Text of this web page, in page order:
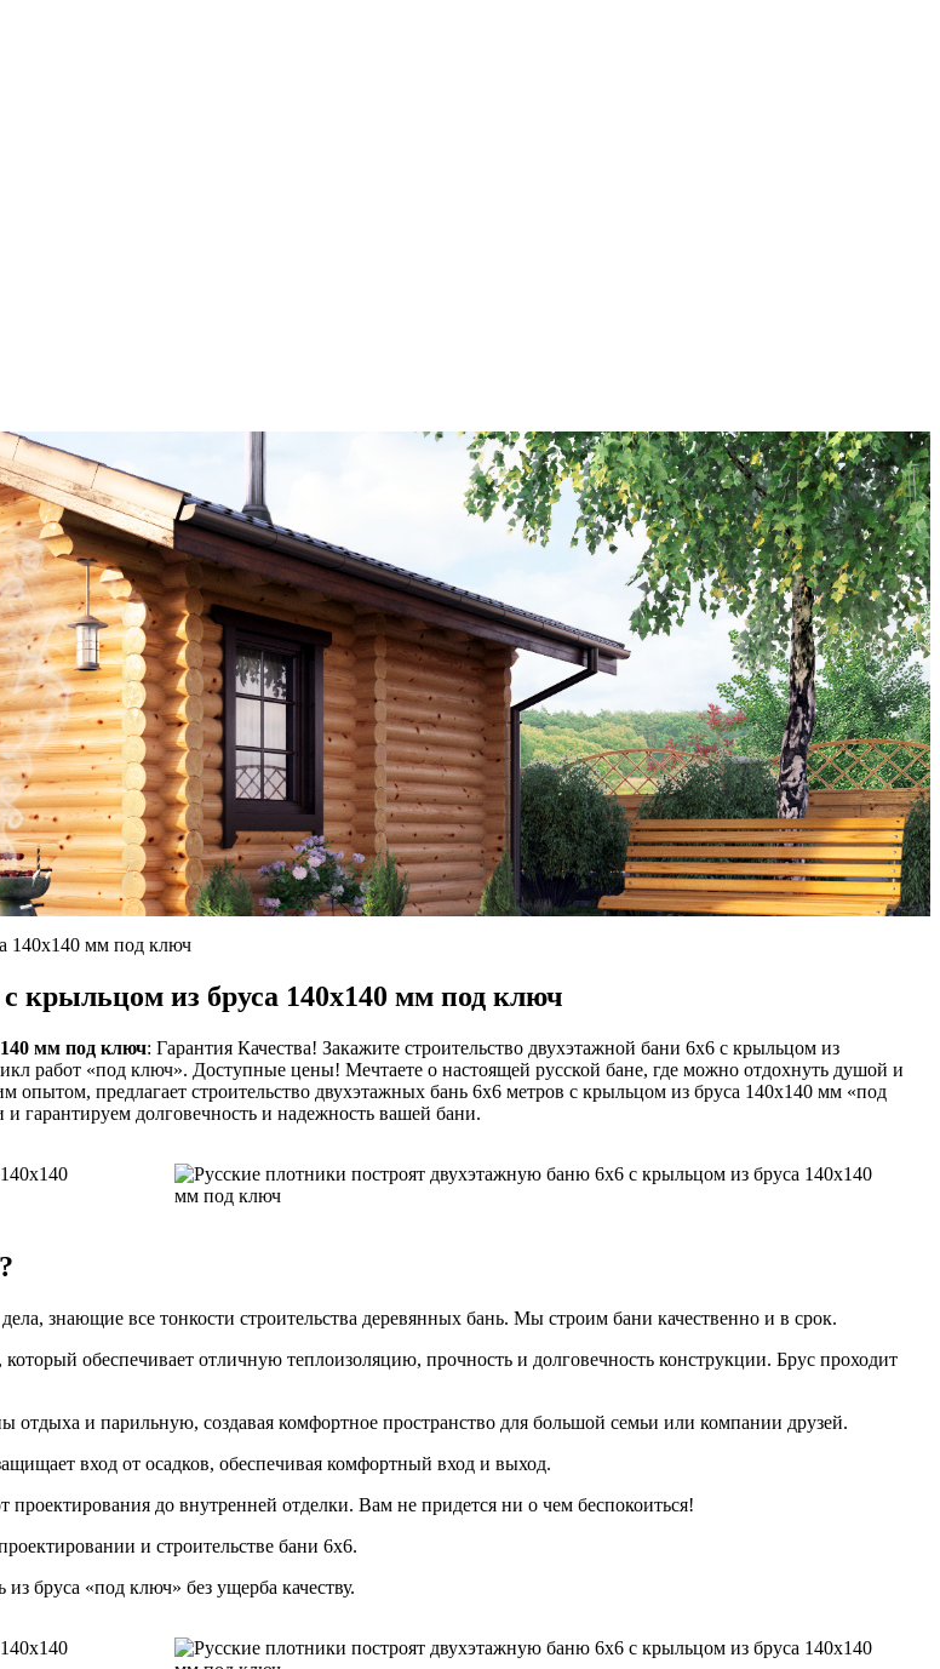
140х140 мм под ключ
крыльцом из бруса 140х140 мм под ключ
мм под ключ: Гарантия Качества! Закажите строительство двухэтажной бани 6х6 с крыльцом из
работ «под ключ». Доступные цены! Мечтаете о настоящей русской бане, где можно отдохнуть душой и
предлагает строительство двухэтажных бань 6х6 метров с крыльцом из бруса 140х140 мм «под
гарантируем долговечность и надежность вашей бани.
знающие все тонкости строительства деревянных бань. Мы строим бани качественно и в срок.
обеспечивает отличную теплоизоляцию, прочность и долговечность конструкции. Брус проходит
отдыха и парильную, создавая комфортное пространство для большой семьи или компании друзей.
вход от осадков, обеспечивая комфортный вход и выход.
проектирования до внутренней отделки. Вам не придется ни о чем беспокоиться!
и строительстве бани 6х6.
бруса «под ключ» без ущерба качеству.